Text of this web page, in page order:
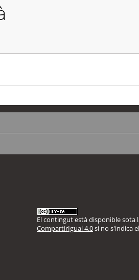
El contingut està disponible sota
CompartirIgual 4.0si no s'indica